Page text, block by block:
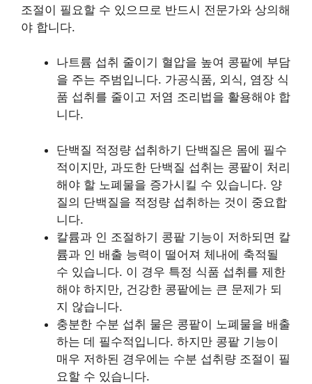
조절이 필요할 수 있으므로 반드시 전문가와 상의해
야 합니다.
나트륨 섭취 줄이기 혈압을 높여 콩팥에 부담
을 주는 주범입니다. 가공식품, 외식, 염장 식
품 섭취를 줄이고 저염 조리법을 활용해야 합
니다.
단백질 적정량 섭취하기 단백질은 몸에 필수
적이지만, 과도한 단백질 섭취는 콩팥이 처리
해야 할 노폐물을 증가시킬 수 있습니다. 양
질의 단백질을 적정량 섭취하는 것이 중요합
니다.
칼륨과 인 조절하기 콩팥 기능이 저하되면 칼
륨과 인 배출 능력이 떨어져 체내에 축적될
수 있습니다. 이 경우 특정 식품 섭취를 제한
해야 하지만, 건강한 콩팥에는 큰 문제가 되
지 않습니다.
충분한 수분 섭취 물은 콩팥이 노폐물을 배출
하는 데 필수적입니다. 하지만 콩팥 기능이
매우 저하된 경우에는 수분 섭취량 조절이 필
요할 수 있습니다.